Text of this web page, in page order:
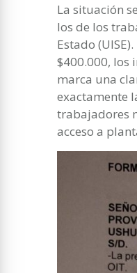
La situación
los de los
Estado
$400.000, los
marca una
exactamente
trabajadores
acceso a